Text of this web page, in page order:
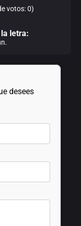
votos: 0)
letra:
desees